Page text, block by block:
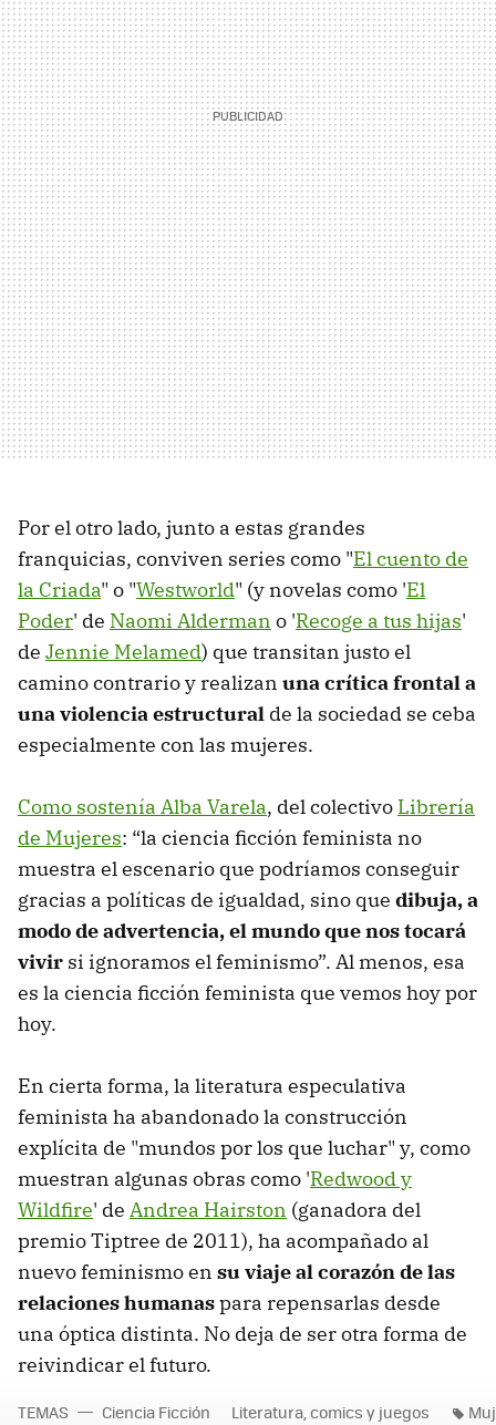
Por el otro lado, junto a estas grandes
franquicias, conviven series como "El cuento de
la Criada" o "Westworld" (y novelas como 'El
Poder' de Naomi Alderman o 'Recoge a tus hijas'
de Jennie Melamed) que transitan justo el
camino contrario y realizan una crítica frontal a
una violencia estructural de la sociedad se ceba
especialmente con las mujeres.
Como sostenía Alba Varela, del colectivo Librería
de Mujeres: “la ciencia ficción feminista no
muestra el escenario que podríamos conseguir
gracias a políticas de igualdad, sino que dibuja, a
modo de advertencia, el mundo que nos tocará
vivir si ignoramos el feminismo”. Al menos, esa
es la ciencia ficción feminista que vemos hoy por
hoy.
En cierta forma, la literatura especulativa
feminista ha abandonado la construcción
explícita de "mundos por los que luchar" y, como
muestran algunas obras como 'Redwood y
Wildfire' de Andrea Hairston (ganadora del
premio Tiptree de 2011), ha acompañado al
nuevo feminismo en su viaje al corazón de las
relaciones humanaspara repensarlas desde
una óptica distinta. No deja de ser otra forma de
reivindicar el futuro.
TEMAS Ciencia Ficción Literatura, comics y juegos